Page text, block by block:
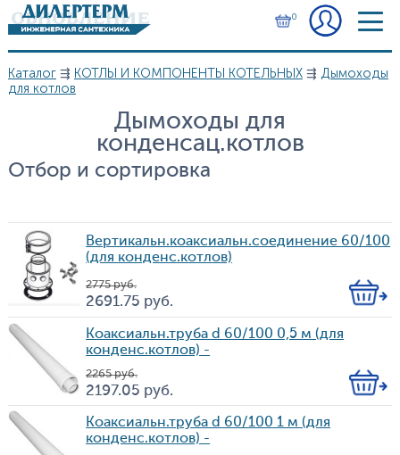
Перейти к основному содержанию
0
Вы здесь
Каталог⇶ КОТЛЫ И КОМПОНЕНТЫ КОТЕЛЬНЫХ⇶ Дымоходы
для котлов
Дымоходы для
конденсац.котлов
Отбор и сортировка
Вертикальн.коаксиальн.соединение 60/100
(для конденс.котлов)
Цена
2 775 руб.
2 691.75 руб.
Кол-
во
Коаксиальн.труба d 60/100 0,5 м (для
конденс.котлов) -
Цена
2 265 руб.
2 197.05 руб.
Кол-
во
Коаксиальн.труба d 60/100 1 м (для
конденс.котлов) -